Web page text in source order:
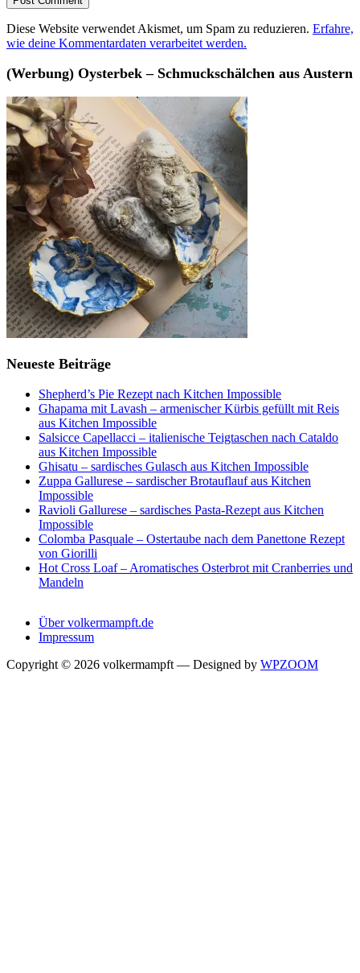
Diese Website verwendet Akismet, um Spam zu reduzieren. Erfahre,
wie deine Kommentardaten verarbeitet werden.
(Werbung) Oysterbek – Schmuckschälchen aus Austern
Neueste Beiträge
Shepherd’s Pie Rezept nach Kitchen Impossible
Ghapama mit Lavash – armenischer Kürbis gefüllt mit Reis
aus Kitchen Impossible
Salsicce Capellacci – italienische Teigtaschen nach Cataldo
aus Kitchen Impossible
Ghisatu – sardisches Gulasch aus Kitchen Impossible
Zuppa Gallurese – sardischer Brotauflauf aus Kitchen
Impossible
Ravioli Gallurese – sardisches Pasta-Rezept aus Kitchen
Impossible
Colomba Pasquale – Ostertaube nach dem Panettone Rezept
von Giorilli
Hot Cross Loaf – Aromatisches Osterbrot mit Cranberries und
Mandeln
Über volkermampft.de
Impressum
Copyright © 2026 volkermampft — Designed by WPZOOM